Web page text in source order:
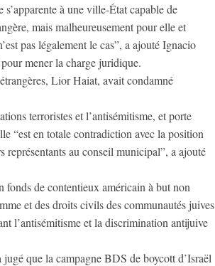
à une ville-État capable de
mais malheureusement pour elle et
pas légalement le cas”, a ajouté Ignacio
mener la charge juridique.
Lior Haiat, avait condamné
terroristes et l’antisémitisme, et porte
“est en totale contradiction avec la position
représentants au conseil municipal”, a ajouté
de contentieux américain à but non
et des droits civils des communautés juives
l’antisémitisme et la discrimination antijuive
que la campagne BDS de boycott d’Israël